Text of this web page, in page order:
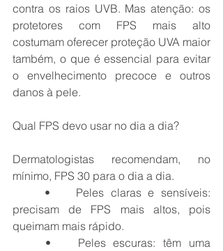
contra os raios UVB. Mas atenção: os
protetores com FPS mais alto
costumam oferecer proteção UVA maior
também, o que é essencial para evitar
o envelhecimento precoce e outros
danos à pele.
Qual FPS devo usar no dia a dia?
Dermatologistas recomendam, no
mínimo, FPS 30 para o dia a dia.
precisam de FPS mais altos, pois
queimam mais rápido.